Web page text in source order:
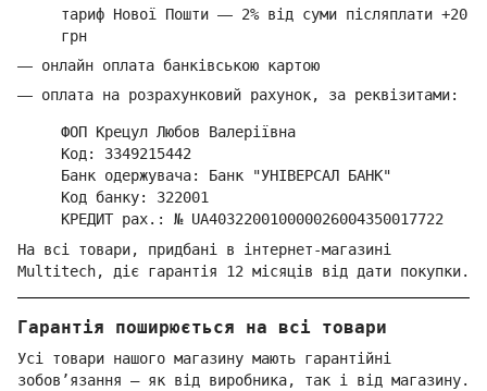
тариф Нової Пошти — 2% від суми післяплати +20
грн
— онлайн оплата банківською картою
— оплата на розрахунковий рахунок, за реквізитами:
ФОП Крецул Любов Валеріївна
Код: 3349215442
Банк одержувача: Банк "УНІВЕРСАЛ БАНК"
Код банку: 322001
КРЕДИТ рах.: № UA403220010000026004350017722
На всі товари, придбані в інтернет-магазині
Multitech, діє гарантія 12 місяців від дати покупки.
Гарантія поширюється на всі товари
Усі товари нашого магазину мають гарантійні
зобов’язання — як від виробника, так і від магазину.